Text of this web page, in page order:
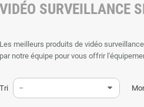
VIDÉO SURVEILLANCE
Les meilleurs produits de vidéo
par notre équipe pour vous offrir
Vidéo surveillance
Tri --